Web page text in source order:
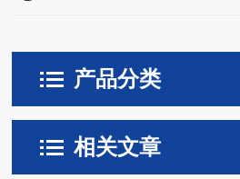
产品分类
相关文章